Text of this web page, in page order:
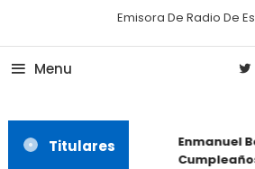
Emisora De Radio De
Menu
Titulares
Enmanuel